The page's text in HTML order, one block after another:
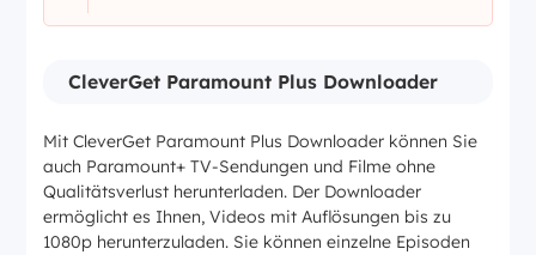
CleverGet Paramount Plus Downloader
Mit CleverGet Paramount Plus Downloader können Sie
auch Paramount+ TV-Sendungen und Filme ohne
Qualitätsverlust herunterladen. Der Downloader
ermöglicht es Ihnen, Videos mit Auflösungen bis zu
1080p herunterzuladen. Sie können einzelne Episoden